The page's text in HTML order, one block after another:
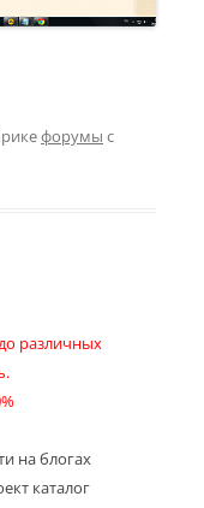
форумы с
различных
на блогах
каталог